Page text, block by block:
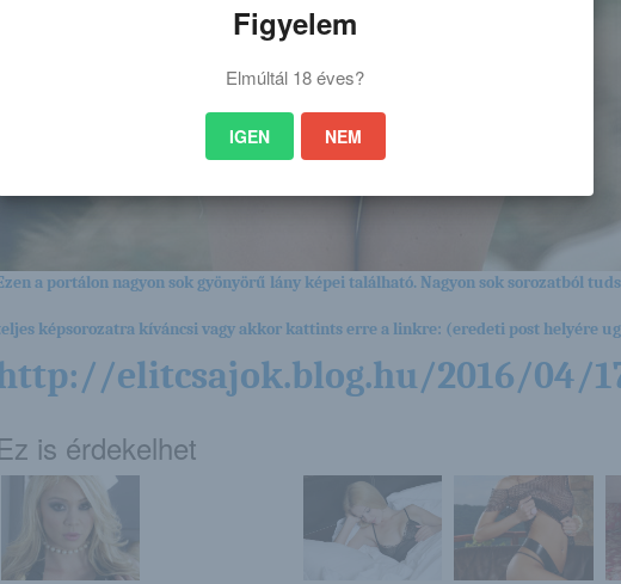
a portálon nagyon sok gyönyörű lány képei található. Nagyon sok sorozatból
képsorozatra kíváncsi vagy akkor kattints erre a linkre: (eredeti post helyére
elitcsajok.blog.hu/2016/04/
is érdekelhet
Figyelem
Elmúltál 18 éves?
IGEN NEM